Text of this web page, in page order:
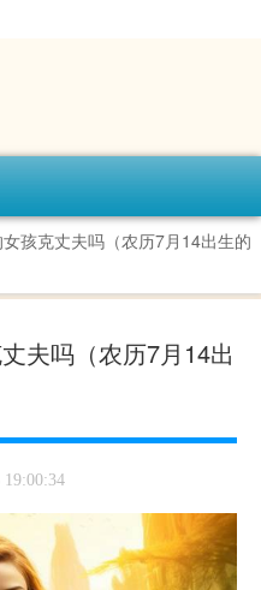
孩克丈夫吗（农历7月14出生的
夫吗（农历7月14出
19:00:34